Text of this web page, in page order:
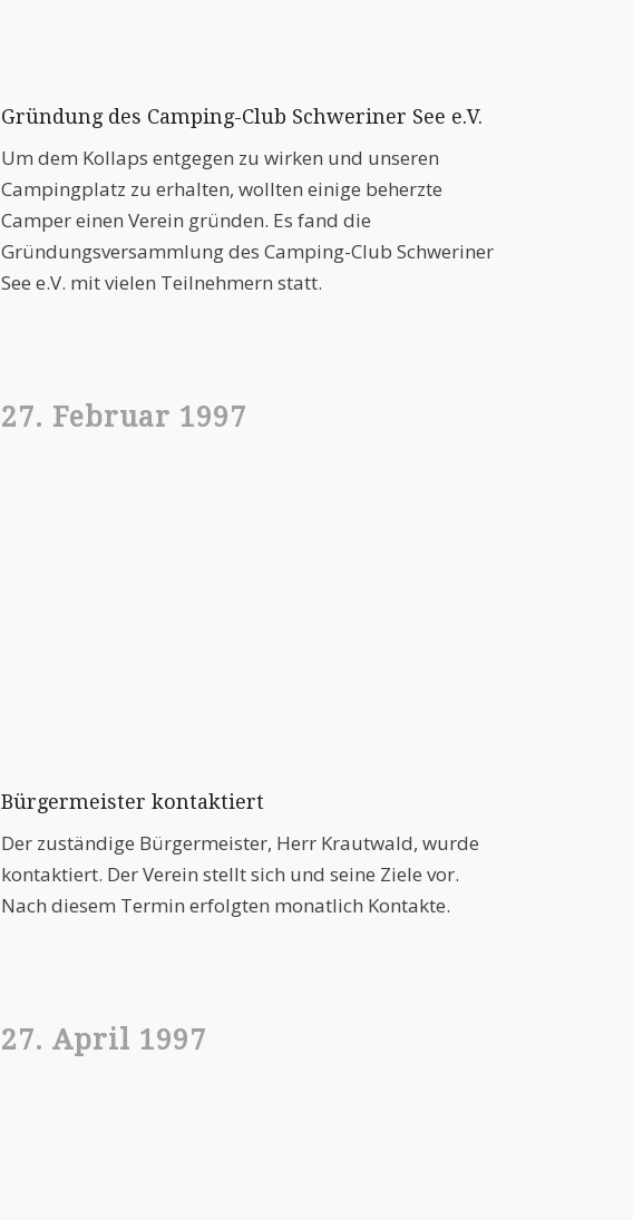
Gründung des Camping-Club Schweriner See e.V.
Um dem Kollaps entgegen zu wirken und unseren
Campingplatz zu erhalten, wollten einige beherzte
Camper einen Verein gründen. Es fand die
Gründungsversammlung des Camping-Club Schweriner
See e.V. mit vielen Teilnehmern statt.
27. Februar 1997
Bürgermeister kontaktiert
Der zuständige Bürgermeister, Herr Krautwald, wurde
kontaktiert. Der Verein stellt sich und seine Ziele vor.
Nach diesem Termin erfolgten monatlich Kontakte.
27. April 1997